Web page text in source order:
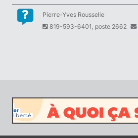
Pierre-Yves Rousselle
819-593-6401, poste 2662